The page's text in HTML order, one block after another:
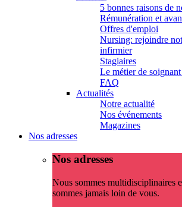
5 bonnes raisons de
Rémunération et
Offres d'emploi
Nursing: rejoindre
infirmier
Stagiaires
Le métier de
FAQ
Actualités
Notre actualité
Nos événements
Magazines
Nos adresses
Nos adresses
Nous sommes multidisciplinaires
sommes jamais loin de vous.